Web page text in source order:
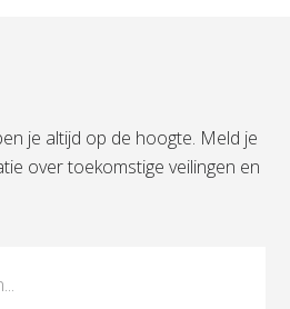
je altijd op de hoogte. Meld je
over toekomstige veilingen en